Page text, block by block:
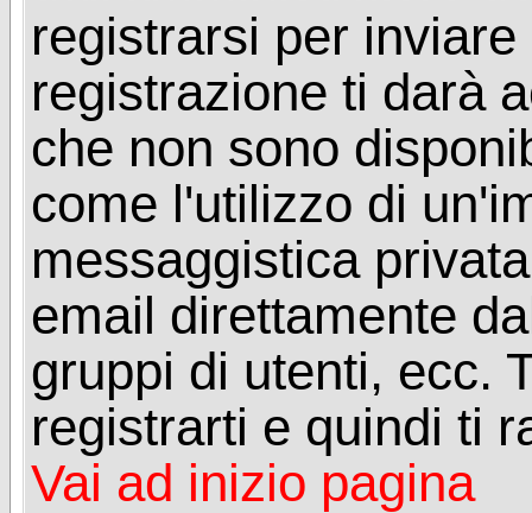
registrarsi per
registrazione ti darà
che non sono
come l'utilizzo di
messaggistica
email direttamente
gruppi di utenti, ecc.
registrarti e quindi ti
Vai ad inizio pagina